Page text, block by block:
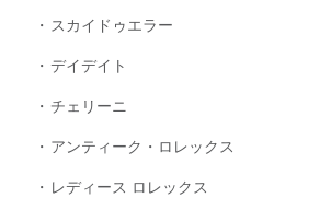
スカイドゥエラー
デイデイト
チェリーニ
アンティーク・ロレックス
レディース ロレックス